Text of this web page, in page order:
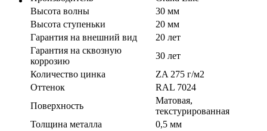
Высота волны
30 мм
Высота ступеньки
20 мм
Гарантия на внешний вид
20 лет
Гарантия на сквозную
коррозию
30 лет
Количество цинка
ZA 275 г/м2
Оттенок
RAL 7024
Поверхность
Матовая,
текстурированная
Толщина металла
0,5 мм